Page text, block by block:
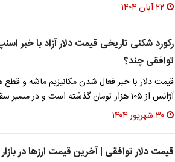
۲۲ آبان ۱۴۰۴
رکورد شکنی تاریخی قیمت دلار آزاد با خبر
توافقی چند؟
قیمت دلار با خبر فعال شدن مکانیزیم ماشه و قطع
آژانس از ۱۰۵ هزار تومان گذشته است و در مسیر سقف…
۳۰ شهریور ۱۴۰۴
قیمت دلار توافقی | آخرین قیمت ارزها در بازار